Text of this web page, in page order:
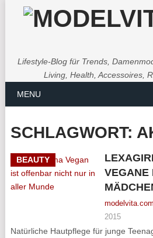
Lifestyle-Blog für Trends,
Living, Health, Accessoires,
MENU
SCHLAGWORT:
BEAUTY
VEGANE
2015
Natürliche Hautpflege für junge